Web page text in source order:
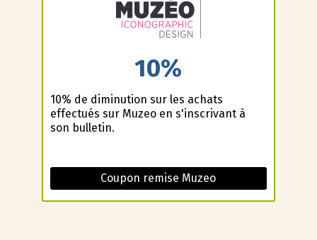
10%
10% de diminution sur les achats
effectués sur Muzeo en s'inscrivant à
son bulletin.
Coupon remise Muzeo